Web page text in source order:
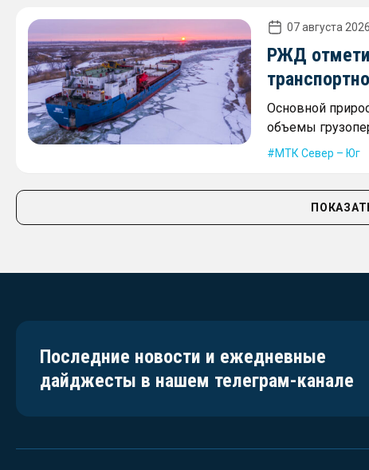
07 августа
РЖД
Основной
объемы
МТК Север – Юг
Последние новости и ежедневные
дайджесты в нашем телеграм-канале